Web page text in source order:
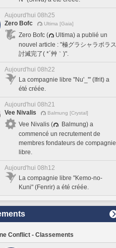
Aujourd'hui 08h25
Zero Bofc
Ultima [Gaia]
Zero Bofc (
Ultima) a publié un
nouvel article : "極グラシャラボラス
討滅完了( *´艸｀)".
Aujourd'hui 08h22
La compagnie libre "Nu'_'" (Ifrit) a
été créée.
Aujourd'hui 08h21
Vee Nivalis
Balmung [Crystal]
Vee Nivalis (
Balmung) a
commencé un recrutement de
membres fondateurs de compagnie
libre.
Aujourd'hui 08h12
La compagnie libre "Kemo-no-
Kuni" (Fenrir) a été créée.
Conflict - Classements